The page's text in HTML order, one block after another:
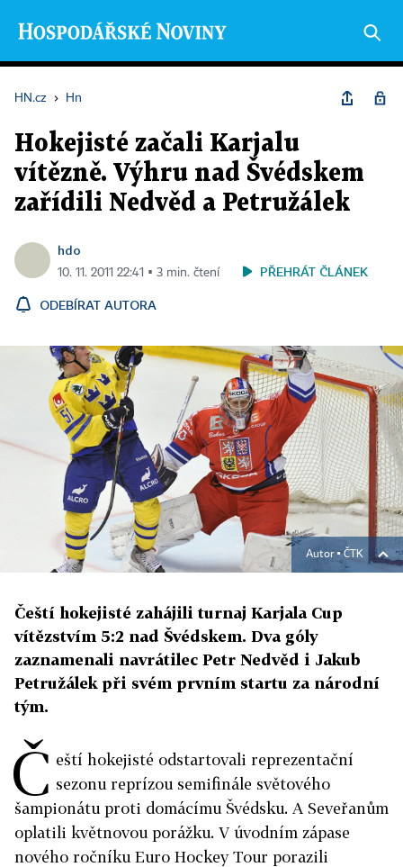
HN.cz › Hn
Hokejisté začali Karjalu
vítězně. Výhru nad Švédskem
zařídili Nedvěd a Petružálek
hdo
10. 11. 2011 22:41 ▪ 3 min. čtení PŘEHRÁT ČLÁNEK
ODEBÍRAT AUTORA
Autor ▪ČTK
Čeští hokejisté zahájili turnaj Karjala Cup
vítězstvím 5:2 nad Švédskem. Dva góly
zaznamenali navrátilec Petr Nedvěd i Jakub
Petružálek při svém prvním startu za národní
tým.
Č eští hokejisté odstartovali reprezentační
sezonu reprízou semifinále světového
šampionátu proti domácímu Švédsku. A Seveřanům
oplatili květnovou porážku. V úvodním zápase
nového ročníku Euro Hockey Tour porazili